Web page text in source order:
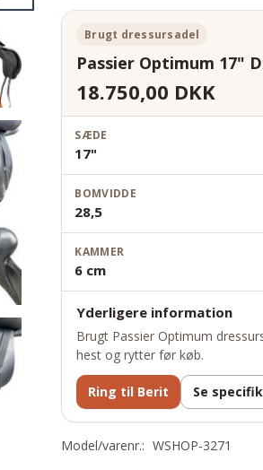
Brugt dressursadel
Passier Optimum 17"
18.750,00 DKK
SÆDE
17"
BOMVIDDE
28,5
KAMMER
6 cm
Yderligere information
Brugt Passier Optimum
hest og rytter før køb.
Ring til Berit Se
Model/varenr.: WSHOP-3271